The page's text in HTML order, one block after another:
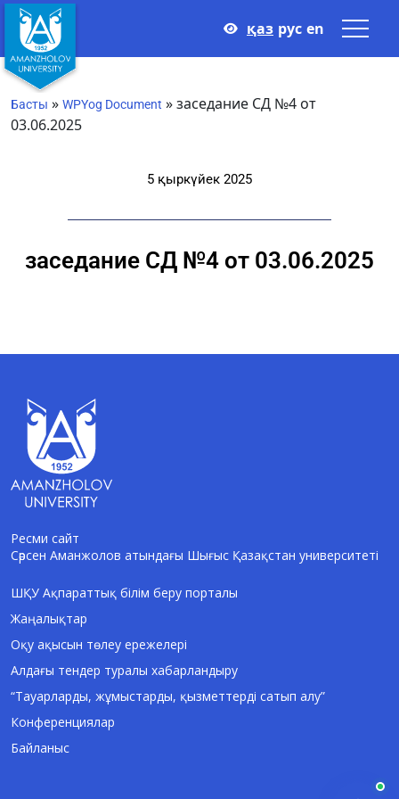
қаз рус en
Басты » WPYog Document »заседание СД №4 от
03.06.2025
5 қыркүйек 2025
заседание СД №4 от 03.06.2025
Ресми сайт
Сәрсен Аманжолов атындағы Шығыс Қазақстан университеті
ШҚУ Ақпараттық білім беру порталы
Жаңалықтар
Оқу ақысын төлеу ережелері
Алдағы тендер туралы хабарландыру
“Тауарларды, жұмыстарды, қызметтерді сатып алу”
Конференциялар
Байланыс
AI-Talapker
Сәлем! Мен AI-Talapker — Сәрсен
Аманжолов атындағы Шығыс Қазақстан
университеті (ШҚУ) көмекшісімін.
Бакалавриат, магистратура, докторантура